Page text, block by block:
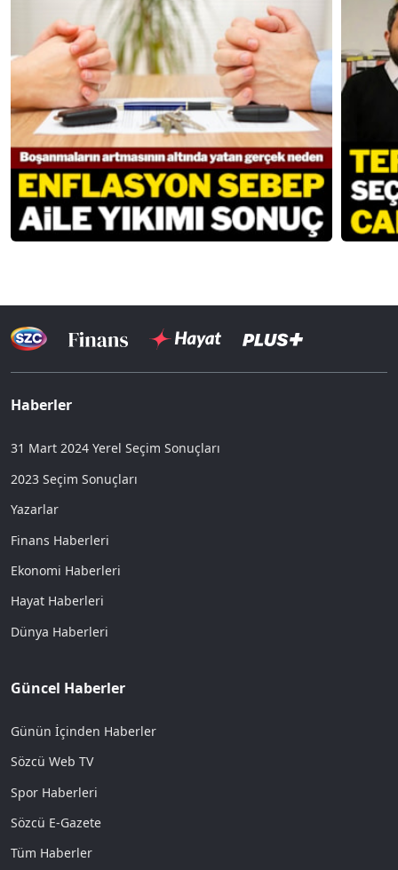
Haberler
31 Mart 2024 Yerel Seçim Sonuçları
2023 Seçim Sonuçları
Yazarlar
Finans Haberleri
Ekonomi Haberleri
Hayat Haberleri
Dünya Haberleri
Güncel Haberler
Günün İçinden Haberler
Sözcü Web TV
Spor Haberleri
Sözcü E-Gazete
Tüm Haberler